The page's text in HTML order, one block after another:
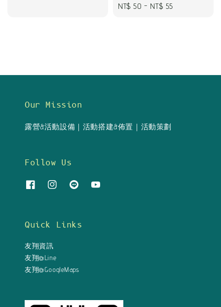
Regular
NT$ 50 - NT$ 55
Our Mission
露營&活動設備｜活動搭建&佈置｜活動策劃
Follow Us
Quick Links
友翔資訊
友翔@Line
友翔@GoogleMaps